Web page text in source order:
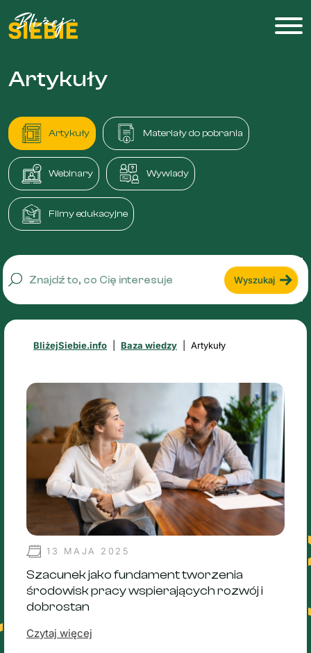
Artykuły
Artykuły Materiały do pobrania
Webinary Wywiady
Filmy edukacyjne
Wyszukaj
BliżejSiebie.info Baza wiedzy Artykuły
13 MAJA 2025
Szacunek jako fundament tworzenia
środowisk pracy wspierających rozwój i
dobrostan
Czytaj więcej